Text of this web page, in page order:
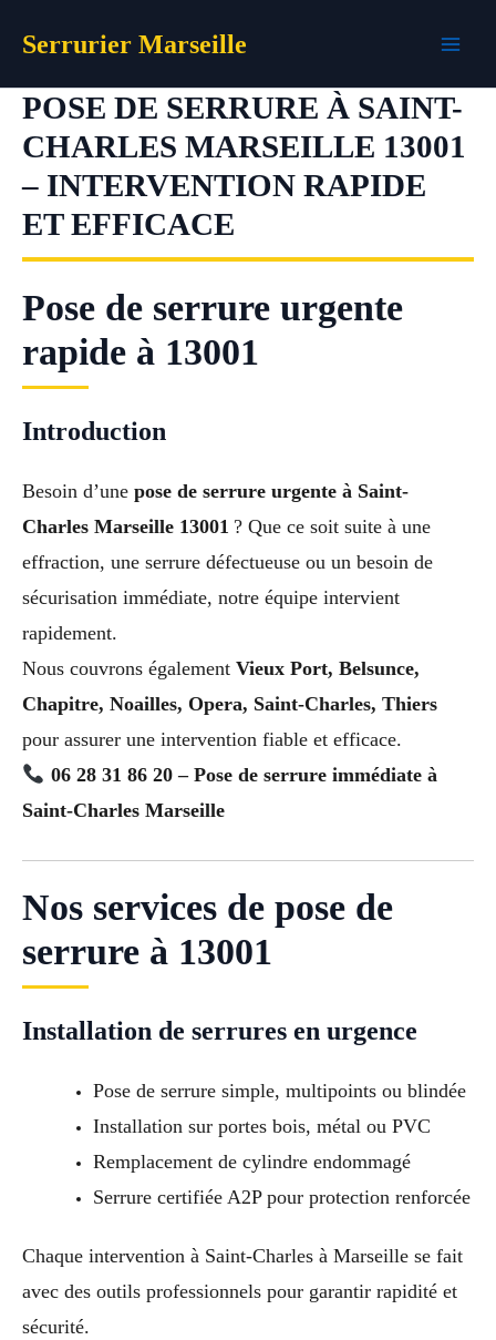
Serrurier Marseille
POSE DE SERRURE À SAINT-
CHARLES MARSEILLE 13001
– INTERVENTION RAPIDE
ET EFFICACE
Pose de serrure urgente
rapide à 13001
Introduction
Besoin d’une pose de serrure urgente à Saint-
Charles Marseille 13001 ? Que ce soit suite à une
effraction, une serrure défectueuse ou un besoin de
sécurisation immédiate, notre équipe intervient
rapidement.
Nous couvrons également Vieux Port, Belsunce,
Chapitre, Noailles, Opera, Saint-Charles, Thiers
pour assurer une intervention fiable et efficace.
06 28 31 86 20 – Pose de serrure immédiate à
Saint-Charles Marseille
Nos services de pose de
serrure à 13001
Installation de serrures en urgence
Pose de serrure simple, multipoints ou blindée
Installation sur portes bois, métal ou PVC
Remplacement de cylindre endommagé
Serrure certifiée A2P pour protection renforcée
Chaque intervention à Saint-Charles à Marseille se fait
avec des outils professionnels pour garantir rapidité et
sécurité.